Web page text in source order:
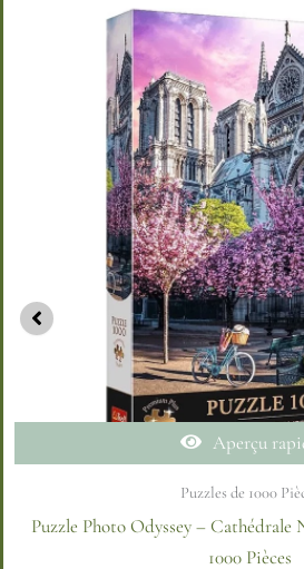
Aperçu
Puzzles de 1000
Puzzle La Havane, Cuba –
21,00€